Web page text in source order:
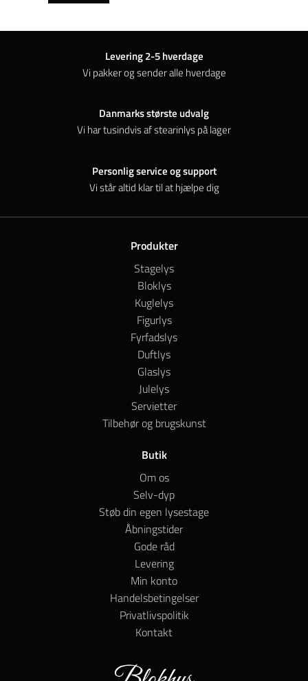
Levering 2-5 hverdage
Vi pakker og sender alle hverdage
Danmarks største udvalg
Vi har tusindvis af stearinlys på lager
Personlig service og support
Vi står altid klar til at hjælpe dig
Produkter
Stagelys
Bloklys
Kuglelys
Figurlys
Fyrfadslys
Duftlys
Glaslys
Julelys
Servietter
Tilbehør og brugskunst
Butik
Om os
Selv-dyp
Støb din egen lysestage
Åbningstider
Gode råd
Levering
Min konto
Handelsbetingelser
Privatlivspolitik
Kontakt